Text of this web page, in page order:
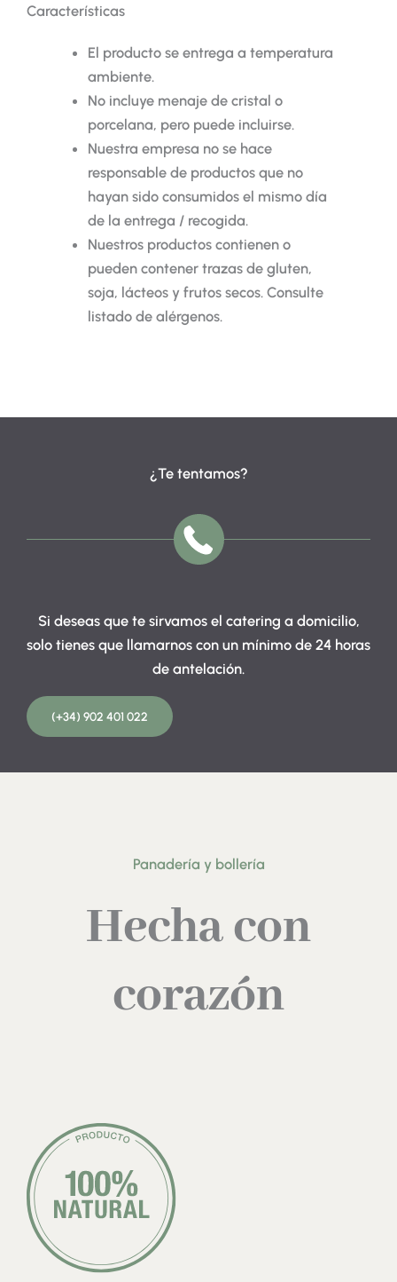
Características
El producto se entrega a temperatura
ambiente.
No incluye menaje de cristal o
porcelana, pero puede incluirse.
Nuestra empresa no se hace
responsable de productos que no
hayan sido consumidos el mismo día
de la entrega / recogida.
Nuestros productos contienen o
pueden contener trazas de gluten,
soja, lácteos y frutos secos. Consulte
listado de alérgenos.
¿Te tentamos?
Si deseas que te sirvamos el catering a domicilio,
solo tienes que llamarnos con un mínimo de 24 horas
de antelación.
(+34) 902 401 022
Panadería y bollería
Hecha con
corazón